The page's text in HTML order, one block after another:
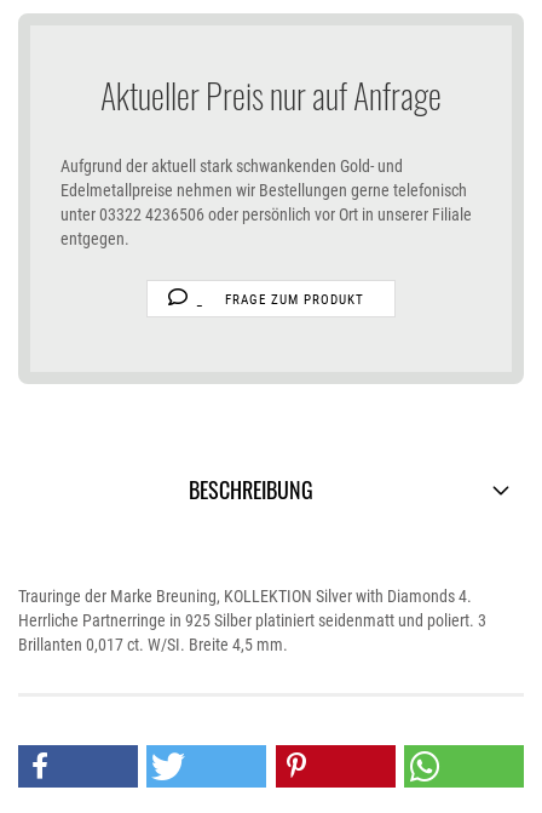
Aktueller Preis nur auf Anfrage
Aufgrund der aktuell stark schwankenden Gold- und
Edelmetallpreise nehmen wir Bestellungen gerne telefonisch
unter 03322 4236506 oder persönlich vor Ort in unserer Filiale
entgegen.
FRAGE ZUM PRODUKT
BESCHREIBUNG
Trauringe der Marke Breuning, KOLLEKTION Silver with Diamonds 4.
Herrliche Partnerringe in 925 Silber platiniert seidenmatt und poliert. 3
Brillanten 0,017 ct. W/SI. Breite 4,5 mm.